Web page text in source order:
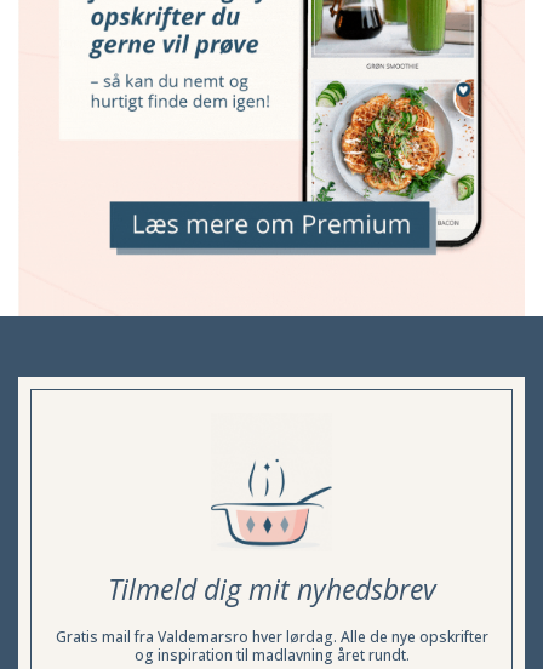
Tilmeld dig mit nyhedsbrev
Gratis mail fra Valdemarsro hver lørdag. Alle de nye opskrifter
og inspiration til madlavning året rundt.